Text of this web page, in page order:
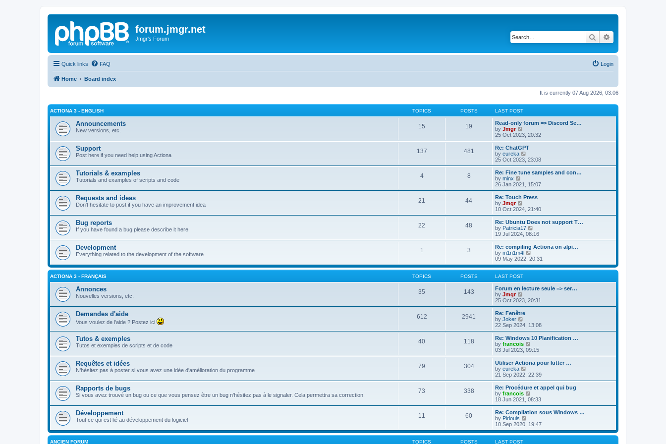
forum.jmgr.net
Jmgr's Forum Search
Quick links FAQ Login
Home Board index
It is currently 07 Aug 2026, 03:06
ACTIONA 3 - ENGLISH TOPICS POSTS LAST POST
Announcements
New versions, etc.
15 19
Read-only forum => Discord Se…
by Jmgr
i
e
w
t
h
e
a
t
e
t
o
s
t
25 Oct 2023, 20:32
Support
Post here if you need help using Actiona
137 481
Re: ChatGPT
by eureka
e
w
h
l
a
t
e
t
p
o
s
t
25 Oct 2023, 23:08
Tutorials & examples
Tutorials and examples of scripts and code
4 8
Re: Fine tune samples and con…
by minx
i
e
w
t
h
l
a
t
e
t
p
o
s
26 Jan 2021, 15:07
Requests and ideas
Don't hesitate to post if you have an improvement idea
21 44
Re: Touch Press
by Jmgr
i
e
w
t
h
e
l
a
t
e
s
t
o
s
t
10 Oct 2024, 21:40
Bug reports
If you have found a bug please describe it here
22 48
Re: Ubuntu Does not support T…
by Patricia17
i
e
w
h
l
t
e
t
t
19 Jul 2024, 08:16
Development
Everything related to the development of the software
1 3
Re: compiling Actiona on alpi…
by m1n1m4l
i
e
w
h
e
a
t
t
o
s
09 May 2022, 20:31
ACTIONA 3 - FRANÇAIS TOPICS POSTS LAST POST
Annonces
Nouvelles versions, etc.
35 143
Forum en lecture seule => ser…
by Jmgr
i
e
w
h
e
a
t
e
t
p
o
s
t
25 Oct 2023, 20:31
Demandes d'aide
Vous voulez de l'aide ? Postez ici
612 2941
Re: Fenêtre
by Joker
i
e
w
t
h
e
l
a
t
e
t
p
o
s
t
22 Sep 2024, 13:08
Tutos & exemples
Tutos et exemples de scripts et de code
40 118
Re: Windows 10 Planification …
by francois
i
e
w
h
a
t
e
t
o
s
03 Jul 2023, 09:15
Requêtes et idées
N'hésitez pas à poster si vous avez une idée d'amélioration du programme
79 304
Utiliser Actiona pour lutter …
by eureka
e
w
t
h
a
e
s
21 Sep 2022, 22:39
Rapports de bugs
Si vous avez trouvé un bug ou ce que vous pensez être un bug n'hésitez pas à le signaler. Cela permettra sa correction.
73 338
Re: Procédure et appel qui bug
by francois
i
e
w
h
l
18 Jun 2021, 08:33
Développement
Tout ce qui est lié au développement du logiciel
11 60
Re: Compilation sous Windows …
by Pirlouis
e
w
10 Sep 2020, 19:47
ANCIEN FORUM TOPICS POSTS LAST POST